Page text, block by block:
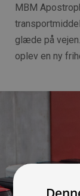
MBM
glæde på
oplev en ny